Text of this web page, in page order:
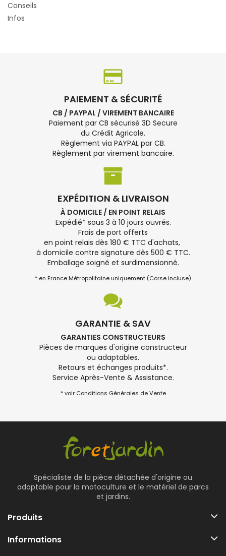
Conseils
Infos
PAIEMENT & SÉCURITÉ
CB / PAYPAL / VIREMENT BANCAIRE
Paiement par CB sécurisé 3D Secure
du Crédit Agricole.
Règlement via PAYPAL par CB.
Règlement par virement bancaire.
EXPÉDITION & LIVRAISON
À DOMICILE / EN POINT RELAIS
Expédié* sous 3 à 10 jours ouvrés.
Frais de port offerts
en point relais dès 180 € TTC d'achats,
à domicile contre signature dès 500 € TTC.
Emballage soigné et surdimensionné.
* en France Métropolitaine uniquement (Corse incluse)
GARANTIE & SAV
GARANTIES CONSTRUCTEURS
Pièces de marques d'origine constructeur
ou adaptables.
Retours et échanges produits*.
Service Après-Vente & Assistance.
* voir Conditions Générales de Vente
Spécialiste de la pièce détachée d'origine ou
adaptable pour la motoculture et le matériel de parcs
et jardins.
Produits
Informations